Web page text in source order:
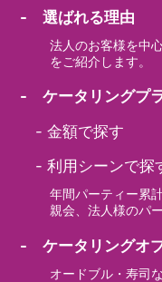
- 選ばれる理由
法人のお客様を中
をご紹介します。
- ケータリングプ
-金額で探す
-利用シーンで探
年間パーティー累
親会、法人様のパ
- ケータリングオ
オードブル・寿司